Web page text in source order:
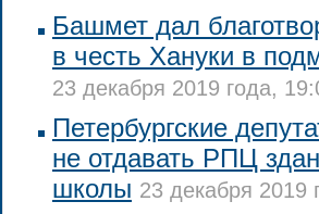
Башмет дал
в честь Хануки в
23 декабря 2019 года,
Петербургские
не отдавать РПЦ
школы 23 декабря 2019